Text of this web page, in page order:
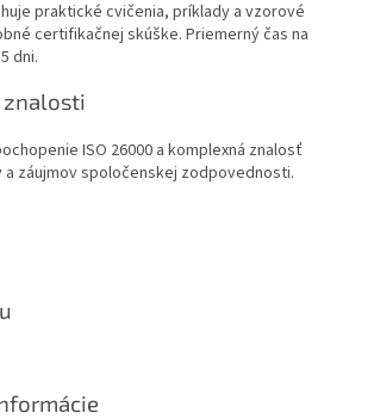
praktické cvičenia, príklady a vzorové
certifikačnej skúške. Priemerný čas na
dni.
znalosti
ISO 26000 a komplexná znalosť
záujmov spoločenskej zodpovednosti.